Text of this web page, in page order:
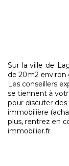
Sur la ville de
de 20m2 environ
Les conseillers
se tiennent à
pour discuter
immobilière
plus, rentrez en
immobilier.fr